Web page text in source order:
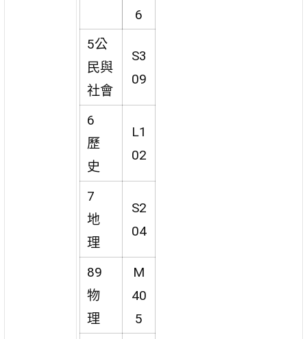
6
5公
民與
社會
S3
09
6
歷
史
L1
02
7
地
理
S2
04
89
物
理
M
40
5